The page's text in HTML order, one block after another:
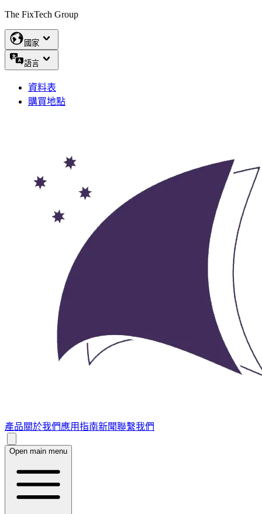
The FixTech Group
國家
語言
資料表
購買地點
產品關於我們應用指南新聞聯繫我們
Open main menu